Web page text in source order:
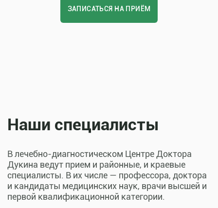
ЗАПИСАТЬСЯ НА ПРИЁМ
Наши специалисты
В лечебно-диагностическом Центре Доктора
Дукина ведут прием и районные, и краевые
специалисты. В их числе — профессора, доктора
и кандидаты медицинских наук, врачи высшей и
первой квалификационной категории.